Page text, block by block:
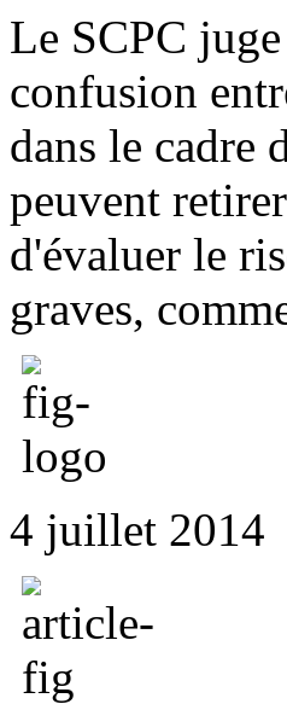
Le SCPC
confusion
dans le cadre
peuvent
d'évaluer le
graves,
4 juillet 2014